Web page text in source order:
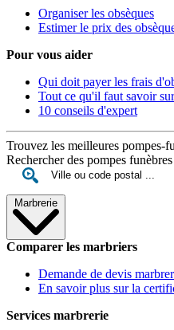
Organiser les obsèques
Estimer le prix des
Pour vous aider
Qui doit payer les frais
Tout ce qu'il faut savoir
10 conseils d'expert
Trouvez les meilleures pompes-
Rechercher des pompes
Marbrerie
Comparer les marbriers
Demande de devis
En savoir plus sur la
Services marbrerie